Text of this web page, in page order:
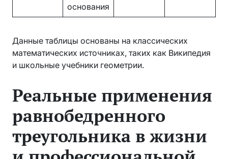
основания
Данные таблицы основаны на классических
математических источниках, таких как Википедия
и школьные учебники геометрии.
Реальные применения
равнобедренного
треугольника в жизни